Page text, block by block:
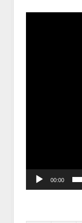
00:00